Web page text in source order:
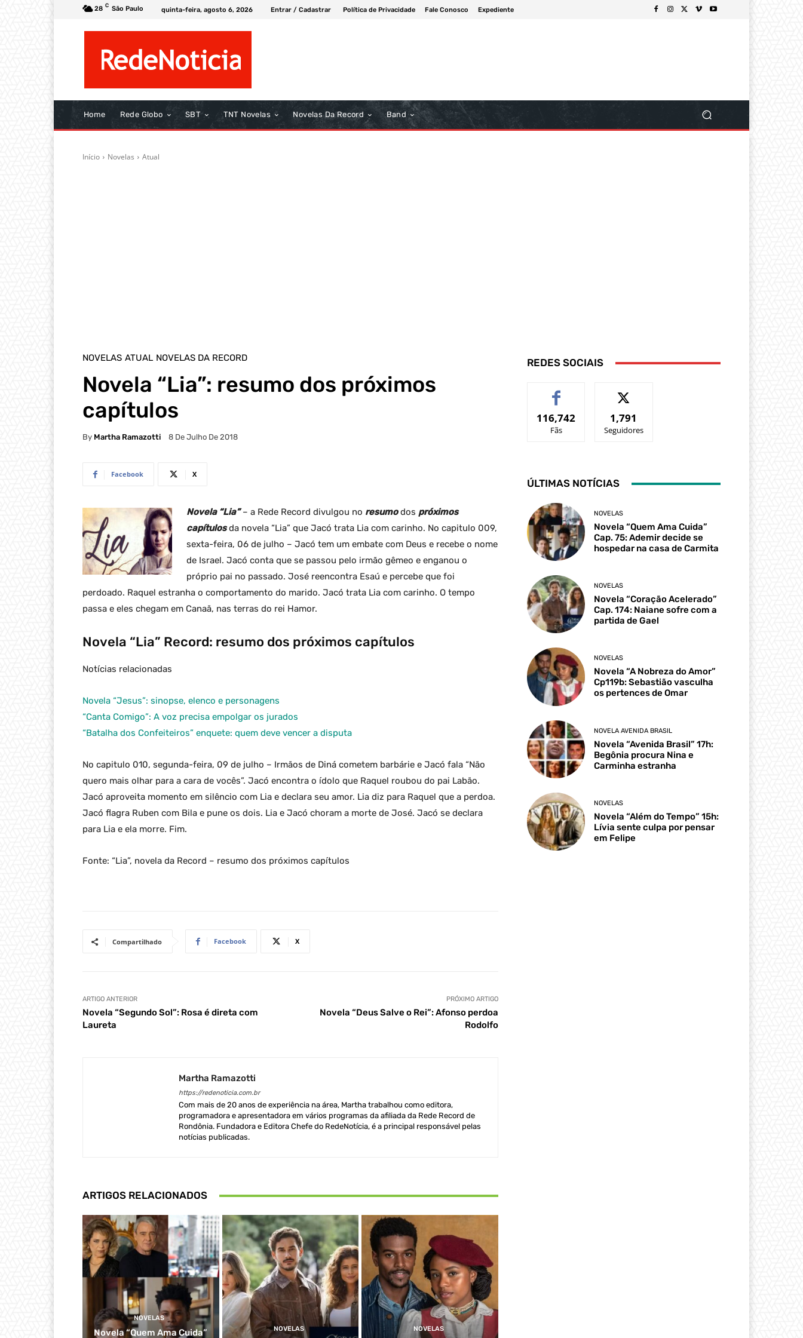
28 C São Paulo quinta-feira, agosto 6, 2026 Entrar / Cadastrar Política de Privacidade Fale Conosco Expediente
Home Rede Globo SBT TNT Novelas Novelas Da Record Band
Início Novelas Atual
NOVELAS ATUAL NOVELAS DA RECORD
Novela “Lia”: resumo dos próximos
capítulos
By Martha Ramazotti 8 De Julho De 2018
Facebook X
Novela “Lia”– a Rede Record divulgou no resumodos próximos
capítulosda novela “Lia” que Jacó trata Lia com carinho. No capitulo 009,
sexta-feira, 06 de julho – Jacó tem um embate com Deus e recebe o nome
de Israel. Jacó conta que se passou pelo irmão gêmeo e enganou o
próprio pai no passado. José reencontra Esaú e percebe que foi
perdoado. Raquel estranha o comportamento do marido. Jacó trata Lia com carinho. O tempo
passa e eles chegam em Canaã, nas terras do rei Hamor.
Novela “Lia” Record: resumo dos próximos capítulos
Notícias relacionadas
Novela “Jesus”: sinopse, elenco e personagens
“Canta Comigo”: A voz precisa empolgar os jurados
“Batalha dos Confeiteiros” enquete: quem deve vencer a disputa
No capitulo 010, segunda-feira, 09 de julho – Irmãos de Diná cometem barbárie e Jacó fala “Não
quero mais olhar para a cara de vocês”. Jacó encontra o ídolo que Raquel roubou do pai Labão.
Jacó aproveita momento em silêncio com Lia e declara seu amor. Lia diz para Raquel que a perdoa.
Jacó flagra Ruben com Bila e pune os dois. Lia e Jacó choram a morte de José. Jacó se declara
para Lia e ela morre. Fim.
Fonte: “Lia”, novela da Record – resumo dos próximos capítulos
Compartilhado Facebook X
ARTIGO ANTERIOR
Novela “Segundo Sol”: Rosa é direta com
Laureta
PRÓXIMO ARTIGO
Novela “Deus Salve o Rei”: Afonso perdoa
Rodolfo
Martha Ramazotti
https://redenoticia.com.br
Com mais de 20 anos de experiência na área, Martha trabalhou como editora,
programadora e apresentadora em vários programas da afiliada da Rede Record de
Rondônia. Fundadora e Editora Chefe do RedeNotícia, é a principal responsável pelas
notícias publicadas.
ARTIGOS RELACIONADOS
NOVELAS
Novela “Quem Ama Cuida”
NOVELAS NOVELAS
REDES SOCIAIS
116,742
Fãs
1,791
Seguidores
ÚLTIMAS NOTÍCIAS
NOVELAS
Novela “Quem Ama Cuida”
Cap. 75: Ademir decide se
hospedar na casa de Carmita
NOVELAS
Novela “Coração Acelerado”
Cap. 174: Naiane sofre com a
partida de Gael
NOVELAS
Novela “A Nobreza do Amor”
Cp119b: Sebastião vasculha
os pertences de Omar
NOVELA AVENIDA BRASIL
Novela “Avenida Brasil” 17h:
Begônia procura Nina e
Carminha estranha
NOVELAS
Novela “Além do Tempo” 15h:
Lívia sente culpa por pensar
em Felipe